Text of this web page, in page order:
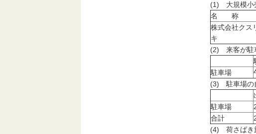
(1) 大規模小
名 称
株式会社クス
キ
(2) 来客が駐
駐車場
(3) 駐車場の
駐車場
合計
(4) 荷さばき